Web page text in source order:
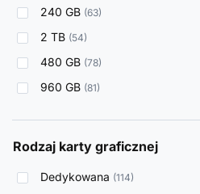
240 GB 63
2 TB 54
480 GB 78
960 GB 81
Rodzaj karty graficznej
Dedykowana 114